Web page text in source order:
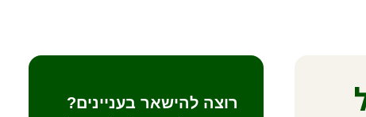
רוצה להישאר בעניינים?